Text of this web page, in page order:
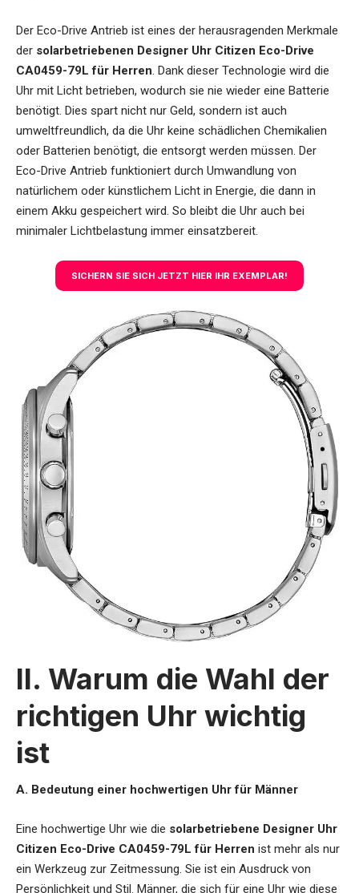
Der Eco-Drive Antrieb ist eines der herausragenden Merkmale
der solarbetriebenen Designer Uhr Citizen Eco-Drive
CA0459-79L für Herren. Dank dieser Technologie wird die
Uhr mit Licht betrieben, wodurch sie nie wieder eine Batterie
benötigt. Dies spart nicht nur Geld, sondern ist auch
umweltfreundlich, da die Uhr keine schädlichen Chemikalien
oder Batterien benötigt, die entsorgt werden müssen. Der
Eco-Drive Antrieb funktioniert durch Umwandlung von
natürlichem oder künstlichem Licht in Energie, die dann in
einem Akku gespeichert wird. So bleibt die Uhr auch bei
minimaler Lichtbelastung immer einsatzbereit.
SICHERN SIE SICH JETZT HIER IHR EXEMPLAR!
II. Warum die Wahl der
richtigen Uhr wichtig
ist
A. Bedeutung einer hochwertigen Uhr für Männer
Eine hochwertige Uhr wie die solarbetriebene Designer Uhr
Citizen Eco-Drive CA0459-79L für Herren ist mehr als nur
ein Werkzeug zur Zeitmessung. Sie ist ein Ausdruck von
Persönlichkeit und Stil. Männer, die sich für eine Uhr wie diese